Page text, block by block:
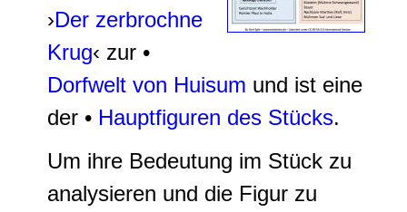
›Der zerbrochne
Krug‹ zur •
Dorfwelt von Huisum und ist eine
der • Hauptfiguren des Stücks.
Um ihre Bedeutung im Stück zu
analysieren und die Figur zu